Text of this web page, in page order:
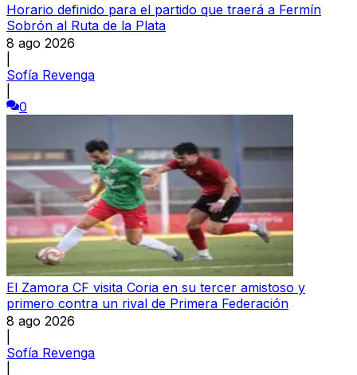
Horario definido para el partido que traerá a Fermín
Sobrón al Ruta de la Plata
8 ago 2026
Sofía Revenga
0
El Zamora CF visita Coria en su tercer amistoso y
primero contra un rival de Primera Federación
8 ago 2026
Sofía Revenga